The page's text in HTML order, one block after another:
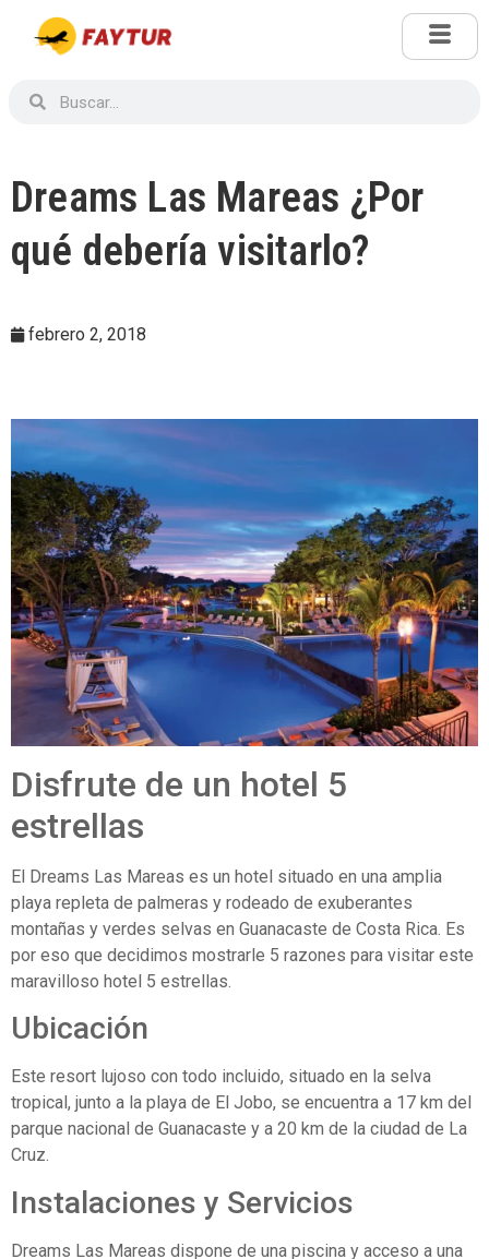
Dreams Las Mareas ¿Por
qué debería visitarlo?
febrero 2, 2018
Disfrute de un hotel 5
estrellas
El Dreams Las Mareas es un hotel situado en una amplia
playa repleta de palmeras y rodeado de exuberantes
montañas y verdes selvas en Guanacaste de Costa Rica. Es
por eso que decidimos mostrarle 5 razones para visitar este
maravilloso hotel 5 estrellas.
Ubicación
Este resort lujoso con todo incluido, situado en la selva
tropical, junto a la playa de El Jobo, se encuentra a 17 km del
parque nacional de Guanacaste y a 20 km de la ciudad de La
Cruz.
Instalaciones y Servicios
Dreams Las Mareas dispone de una piscina y acceso a una